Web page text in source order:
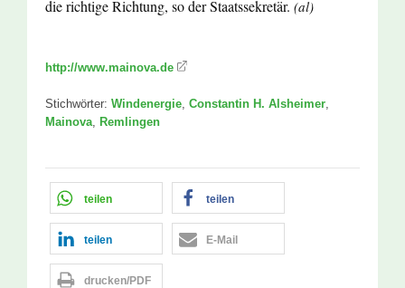
die richtige Richtung, so der Staatssekretär. (al)
http://www.mainova.de
Stichwörter: Windenergie Constantin H. Alsheimer
Mainova Remlingen
teilen teilen
teilen E-Mail
drucken/PDF